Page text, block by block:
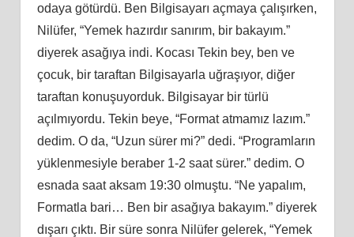
odaya götürdü. Ben Bilgisayarı açmaya çalışırken,
Nilüfer, “Yemek hazırdır sanırım, bir bakayım.”
diyerek asağıya indi. Kocası Tekin bey, ben ve
çocuk, bir taraftan Bilgisayarla uğraşıyor, diğer
taraftan konuşuyorduk. Bilgisayar bir türlü
açılmıyordu. Tekin beye, “Format atmamız lazım.”
dedim. O da, “Uzun sürer mi?” dedi. “Programların
yüklenmesiyle beraber 1-2 saat sürer.” dedim. O
esnada saat aksam 19:30 olmuştu. “Ne yapalım,
Formatla bari… Ben bir asağıya bakayım.” diyerek
dışarı çıktı. Bir süre sonra Nilüfer gelerek, “Yemek